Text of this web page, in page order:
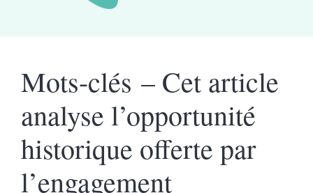
Mots-clés – Cet article
analyse l’opportunité
historique offerte par
l’engagement